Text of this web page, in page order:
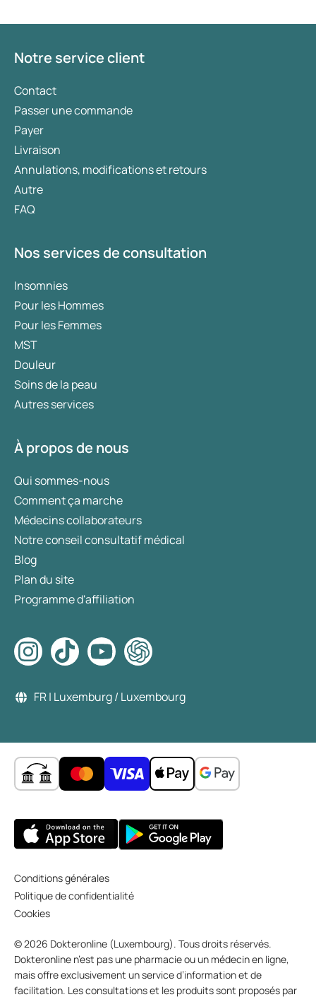
Notre service client
Contact
Passer une commande
Payer
Livraison
Annulations, modifications et retours
Autre
FAQ
Nos services de consultation
Insomnies
Pour les Hommes
Pour les Femmes
MST
Douleur
Soins de la peau
Autres services
À propos de nous
Qui sommes-nous
Comment ça marche
Médecins collaborateurs
Notre conseil consultatif médical
Blog
Plan du site
Programme d'affiliation
FR | Luxemburg / Luxembourg
Conditions générales
Politique de confidentialité
Cookies
© 2026 Dokteronline (Luxembourg). Tous droits réservés.
Dokteronline n’est pas une pharmacie ou un médecin en ligne,
mais offre exclusivement un service d’information et de
facilitation. Les consultations et les produits sont proposés par